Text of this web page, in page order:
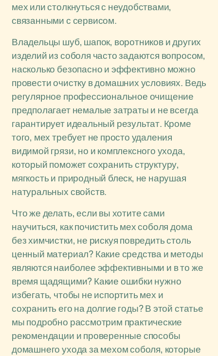
мех или столкнуться с неудобствами,
связанными с сервисом.
Владельцы шуб, шапок, воротников и других
изделий из соболя часто задаются вопросом,
насколько безопасно и эффективно можно
провести очистку в домашних условиях. Ведь
регулярное профессиональное очищение
предполагает немалые затраты и не всегда
гарантирует идеальный результат. Кроме
того, мех требует не просто удаления
видимой грязи, но и комплексного ухода,
который поможет сохранить структуру,
мягкость и природный блеск, не нарушая
натуральных свойств.
Что же делать, если вы хотите сами
научиться, как почистить мех соболя дома
без химчистки, не рискуя повредить столь
ценный материал? Какие средства и методы
являются наиболее эффективными и в то же
время щадящими? Какие ошибки нужно
избегать, чтобы не испортить мех и
сохранить его на долгие годы? В этой статье
мы подробно рассмотрим практические
рекомендации и проверенные способы
домашнего ухода за мехом соболя, которые